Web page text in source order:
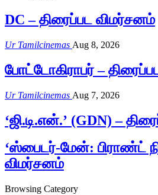
DC – திரைப்பட விமர்சனம்
Ur Tamilcinemas Aug 8, 2026
போட்டோகிராபர் –
Ur Tamilcinemas Aug 7, 2026
‘ஜி.டி.என்.’ (GDN) –
‘ஸ்பைடர்-மேன்: பிராண்ட்
விமர்சனம்
Browsing Category